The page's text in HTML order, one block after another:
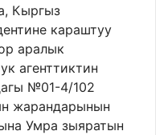
Кыргыз
караштуу
аралык
агенттиктин
№01-4/102
жарандарынын
Умра зыяратын